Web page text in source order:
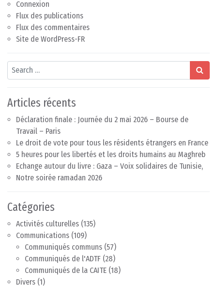
Connexion
Flux des publications
Flux des commentaires
Site de WordPress-FR
Search
Articles récents
Déclaration finale : Journée du 2 mai 2026 – Bourse de
Travail – Paris
Le droit de vote pour tous les résidents étrangers en France
5 heures pour les libertés et les droits humains au Maghreb
Echange autour du livre : Gaza – Voix solidaires de Tunisie,
Notre soirée ramadan 2026
Catégories
Activités culturelles (135)
Communications (109)
Communiqués communs (57)
Communiqués de l'ADTF (28)
Communiqués de la CAITE (18)
Divers (1)